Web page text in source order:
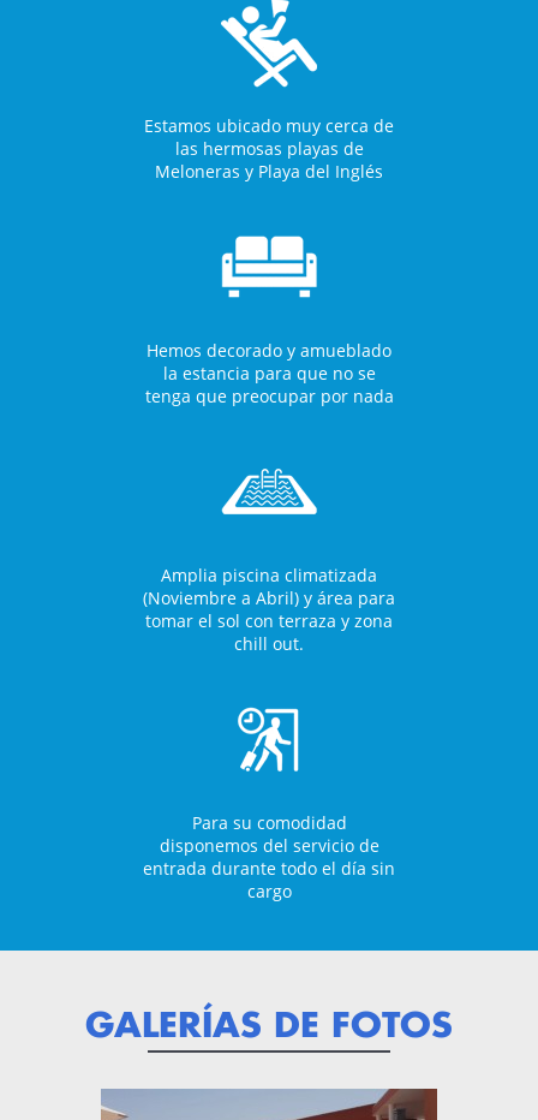
Estamos ubicado muy cerca de
las hermosas playas de
Meloneras y Playa del Inglés
Hemos decorado y amueblado
la estancia para que no se
tenga que preocupar por nada
Amplia piscina climatizada
(Noviembre a Abril) y área para
tomar el sol con terraza y zona
chill out.
Para su comodidad
disponemos del servicio de
entrada durante todo el día sin
cargo
GALERÍAS DE FOTOS